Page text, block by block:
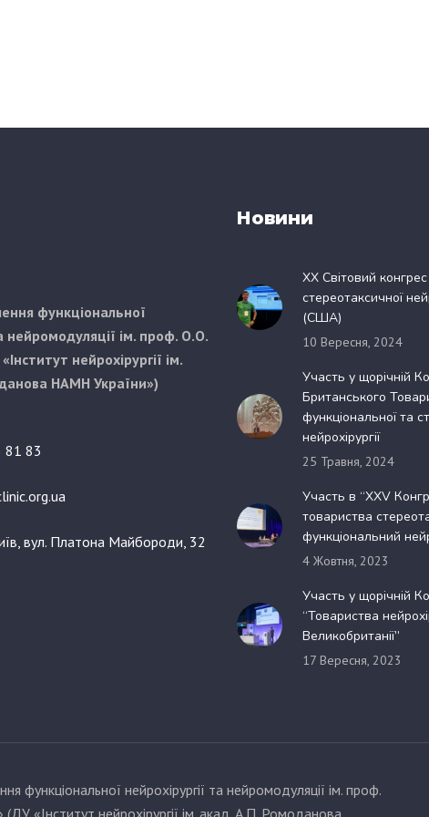
функціональної
нейромодуляції ім. проф. О.О.
нейрохірургії ім.
НАМН України»)
81 83
вул. Платона Майбороди, 32
Новини
XX Світовий
стереотаксичної
(США)
10 Вересня, 2024
Участь у щорічній
Британського
функціональної та
нейрохірургії
25 Травня, 2024
Участь в “XXV
товариства
функціональний
4 Жовтня, 2023
Участь у щорічній
“Товариства
Великобританії”
17 Вересня, 2023
функціональної нейрохірургії та нейромодуляції ім. проф.
«Інститут нейрохірургії ім. акад. А.П. Ромоданова